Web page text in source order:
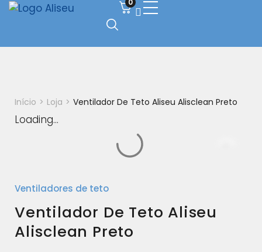
0
Início > Loja > Ventilador De Teto Aliseu Alisclean Preto
Loading...
Ventiladores de teto
Ventilador De Teto Aliseu
Alisclean Preto